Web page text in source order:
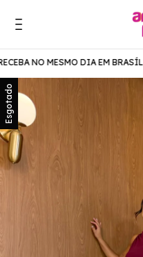
NO MESMO DIA EM BRASÍLIA
Esgotado